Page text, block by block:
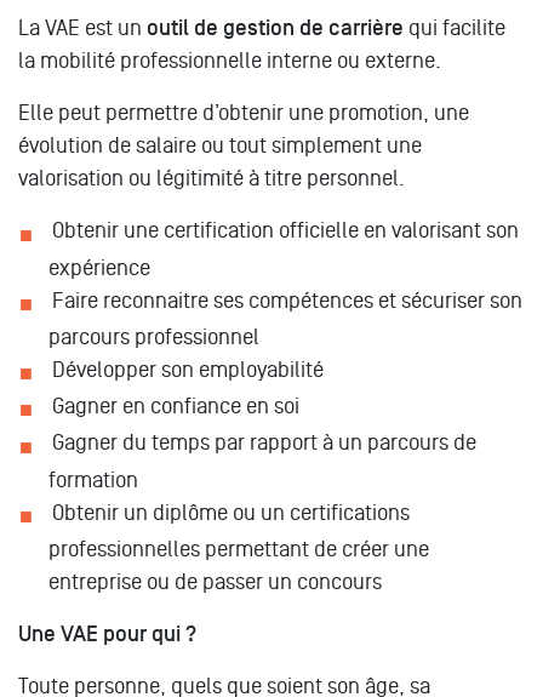
La VAE est un outil de gestion de carrière qui facilite
la mobilité professionnelle interne ou externe.
Elle peut permettre d’obtenir une promotion, une
évolution de salaire ou tout simplement une
valorisation ou légitimité à titre personnel.
Obtenir une certification officielle en valorisant son
expérience
Faire reconnaitre ses compétences et sécuriser son
parcours professionnel
Développer son employabilité
Gagner en confiance en soi
Gagner du temps par rapport à un parcours de
formation
Obtenir un diplôme ou un certifications
professionnelles permettant de créer une
entreprise ou de passer un concours
Une VAE pour qui ?
Toute personne, quels que soient son âge, sa